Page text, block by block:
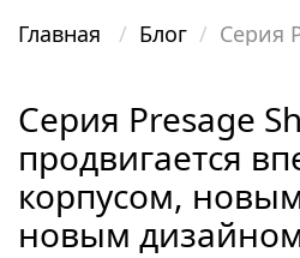
Главная Блог Серия
Серия Presage
продвигается
корпусом,
новым